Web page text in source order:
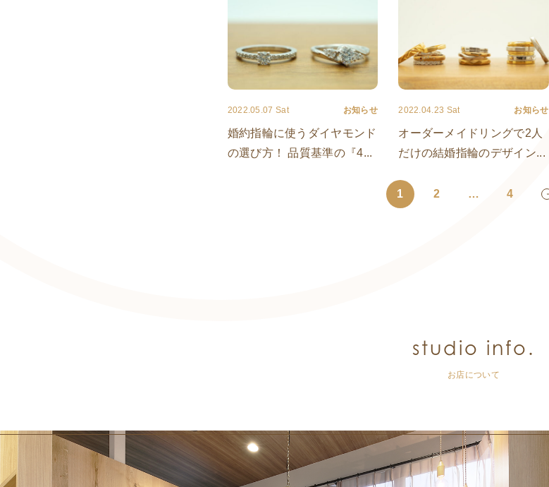
2022.05.07 Sat お知らせ
婚約指輪に使うダイヤモンド
の選び方！ 品質基準の『4...
2022.04.23 Sat お知らせ
オーダーメイドリングで2人
だけの結婚指輪のデザイン...
1 2 … 4
studio info.
お店について